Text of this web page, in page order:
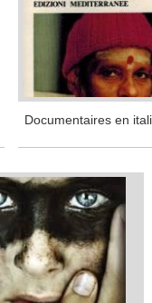
Documentaires en